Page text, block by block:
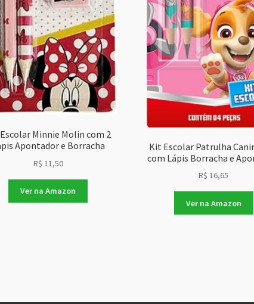
Minnie Molin com 2
Apontador e Borracha
R$ 11,50
Ver na Amazon
Kit Escolar Patrulha
com Lápis Borracha e
R$ 16,65
Ver na Amazon